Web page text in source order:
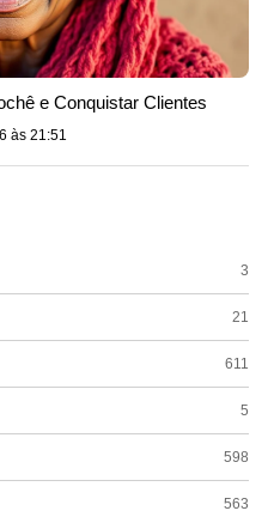
e Conquistar Clientes
às 21:51
3
21
611
5
598
563